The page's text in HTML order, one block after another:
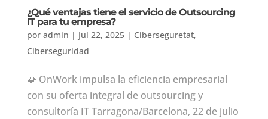
¿Qué ventajas tiene el servicio de Outsourcing
IT para tu empresa?
por admin | Jul 22, 2025| Ciberseguretat,
Ciberseguridad
🧩 OnWork impulsa la eficiencia empresarial
con su oferta integral de outsourcing y
consultoría IT Tarragona/Barcelona, 22 de julio